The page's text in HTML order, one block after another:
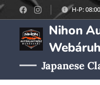
H-P:
Nihon
Japanese